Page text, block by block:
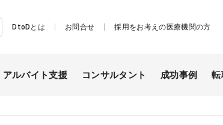
DtoDとは お問合せ 採用をお考えの医療機関の方
アルバイト支援 コンサルタント 成功事例 転